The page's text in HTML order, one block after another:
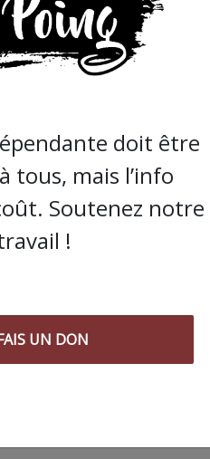
“Que crève le
capitalisme !” Certes,
doit être
tous, mais l’info
Soutenez notre
!
UN DON